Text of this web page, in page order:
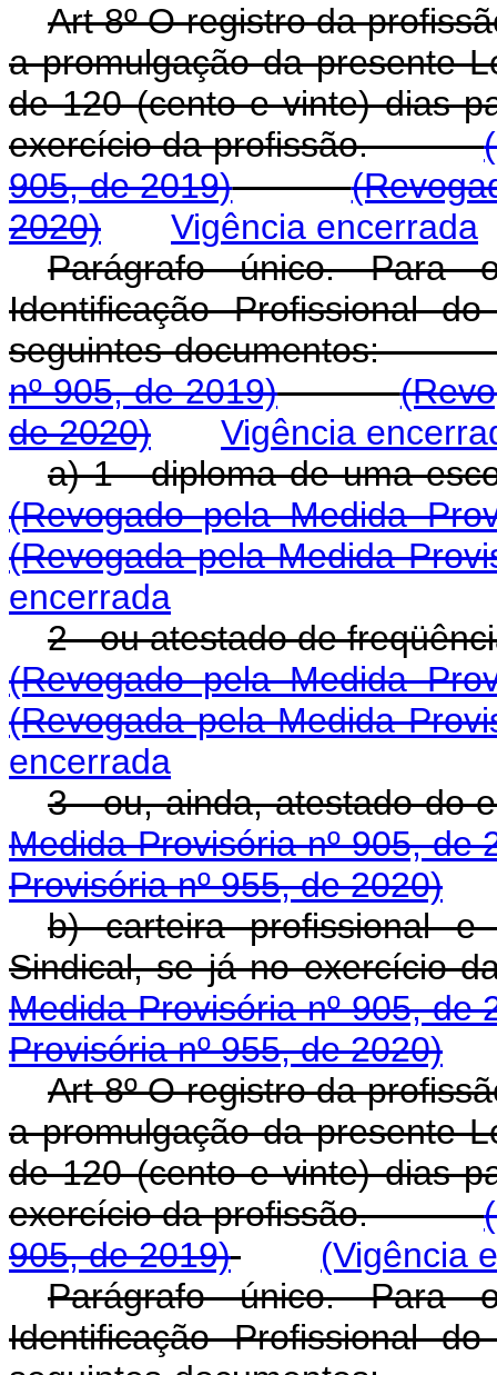
Art 8º O registro da
a promulgação da presente
de 120 (cento e vinte) dias
exercício da profissão.
905, de 2019)
2020)
Vigência encerrada
Parágrafo único. Para
Identificação Profissional
seguintes
nº 905, de 2019)
de 2020)
Vigência
a) 1 - diploma de uma
(Revogado pela Medida
(Revogada pela Medida
encerrada
2 - ou atestado de
(Revogado pela Medida
(Revogada pela Medida
encerrada
3 - ou, ainda,
Medida Provisória nº 905, de
Provisória nº 955, de 2020)
b) carteira profissional
Sindical, se já no
Medida Provisória nº 905, de
Provisória nº 955, de 2020)
Art 8º O registro da
a promulgação da presente
de 120 (cento e vinte) dias
exercício da profissão.
905, de 2019)
(Vigência
Parágrafo único. Para
Identificação Profissional